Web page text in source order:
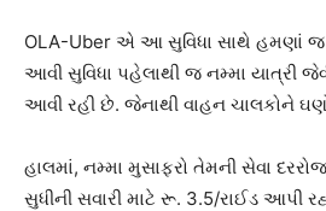
OLA-Uber એ આ સુવિધા સાથે હમણાં
આવી સુવિધા પહેલાથી જ નમ્મા યાત્રી
આવી રહી છે. જેનાથી વાહન ચાલકોને
હાલમાં, નમ્મા મુસાફરો તેમની સેવા
સુધીની સવારી માટે રૂ. 3.5/રાઈડ આપી